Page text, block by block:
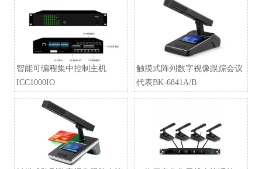
智能可编程集中控制主机
ICC1000IO
触摸式阵列数字视像跟踪会议
代表BK-6841A/B